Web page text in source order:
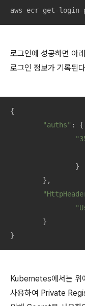
aws ecr get-login-
로그인에 성공하면 아
로그인 정보가 기록된
{
"auths" : {
}
Kubernetes에서는 위
사용하여 Private